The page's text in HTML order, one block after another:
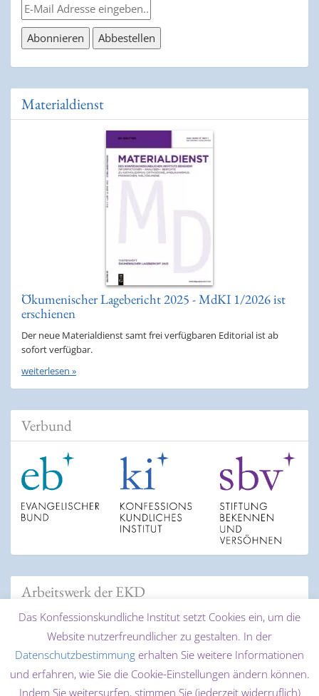
Materialdienst
Ökumenischer Lagebericht 2025 - MdKI 1/2026 ist
erschienen
Der neue Materialdienst samt frei verfügbaren Editorial ist ab
sofort verfügbar.
weiterlesen »
Verbund
Arbeitswerk der EKD
Das Konfessionskundliche Institut setzt Cookies ein, um die
Website nutzerfreundlicher zu gestalten. In der
Datenschutzbestimmung erhalten Sie weitere Informationen
und erfahren, wie Sie die Cookie-Einstellungen ändern können.
Indem Sie weitersurfen, stimmen Sie (jederzeit widerruflich)